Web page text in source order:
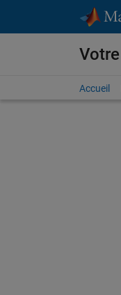
Accueil